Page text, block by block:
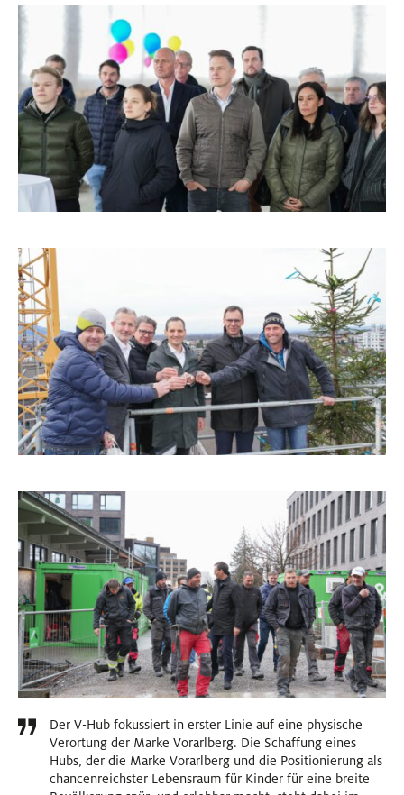
Der V-Hub fokussiert in erster Linie auf eine physische
Verortung der Marke Vorarlberg. Die Schaffung eines
Hubs, der die Marke Vorarlberg und die Positionierung als
chancenreichster Lebensraum für Kinder für eine breite